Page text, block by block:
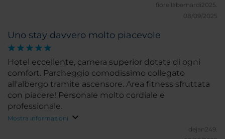
fiorellabernardi2025.
08/09/2025
Uno stay davvero molto piacevole
Hotel eccellente, camera superior dotata di ogni
comfort. Parcheggio comodissimo collegato
all'albergo tramite ascensore. Area fitness sfruttata
con piacere! Personale molto cordiale e
professionale.
Mostra informazioni
dejan249.